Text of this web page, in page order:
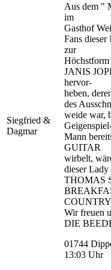
Siegfried &
Dagmar
Aus dem "
im
Gasthof
Fans
zur
Höchstform
JANIS
hervor-
heben,
des
weide war,
Mann
GUITAR
wirbelt,
dieser Lady
THOMAS
Wir freuen
DIE
01744
13:03 Uhr